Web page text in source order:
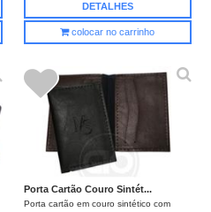
DETALHES
colocar no carrinho
Porta Cartão Couro Sintét...
Porta cartão em couro sintético com